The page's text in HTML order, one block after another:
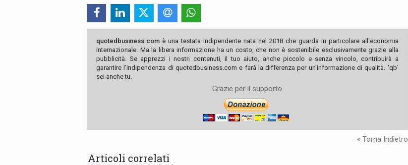
quotedbusiness.com è una testata indipendente nata nel 2018 che guarda in particolare all'economia
internazionale. Ma la libera informazione ha un costo, che non è sostenibile esclusivamente grazie alla
pubblicità. Se apprezzi i nostri contenuti, il tuo aiuto, anche piccolo e senza vincolo, contribuirà a
garantire l'indipendenza di quotedbusiness.com e farà la differenza per un'informazione di qualità. 'qb'
sei anche tu.
Grazie per il supporto
« Torna Indietro
Articoli correlati